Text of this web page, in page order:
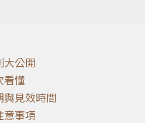
大公開
看懂
見效時間
意事項